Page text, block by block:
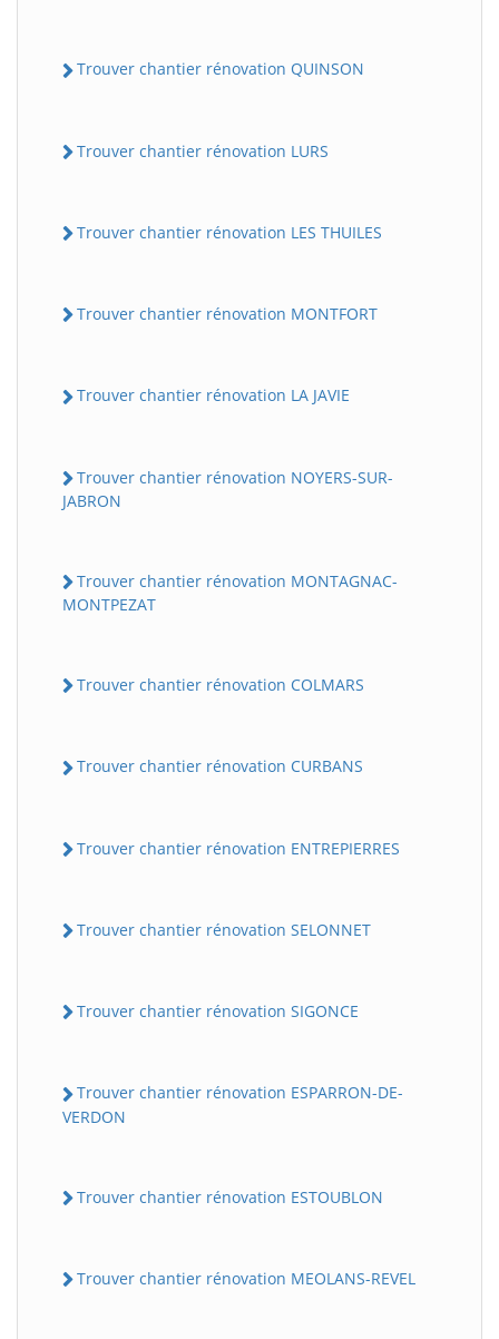
Trouver chantier rénovation QUINSON
Trouver chantier rénovation LURS
Trouver chantier rénovation LES THUILES
Trouver chantier rénovation MONTFORT
Trouver chantier rénovation LA JAVIE
Trouver chantier rénovation NOYERS-SUR-
JABRON
Trouver chantier rénovation MONTAGNAC-
MONTPEZAT
Trouver chantier rénovation COLMARS
Trouver chantier rénovation CURBANS
Trouver chantier rénovation ENTREPIERRES
Trouver chantier rénovation SELONNET
Trouver chantier rénovation SIGONCE
Trouver chantier rénovation ESPARRON-DE-
VERDON
Trouver chantier rénovation ESTOUBLON
Trouver chantier rénovation MEOLANS-REVEL